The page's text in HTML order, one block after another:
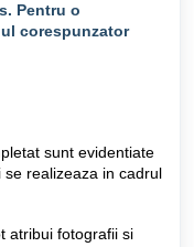
Pentru o
corespunzator
sunt evidentiate
realizeaza in cadrul
atribui fotografii si